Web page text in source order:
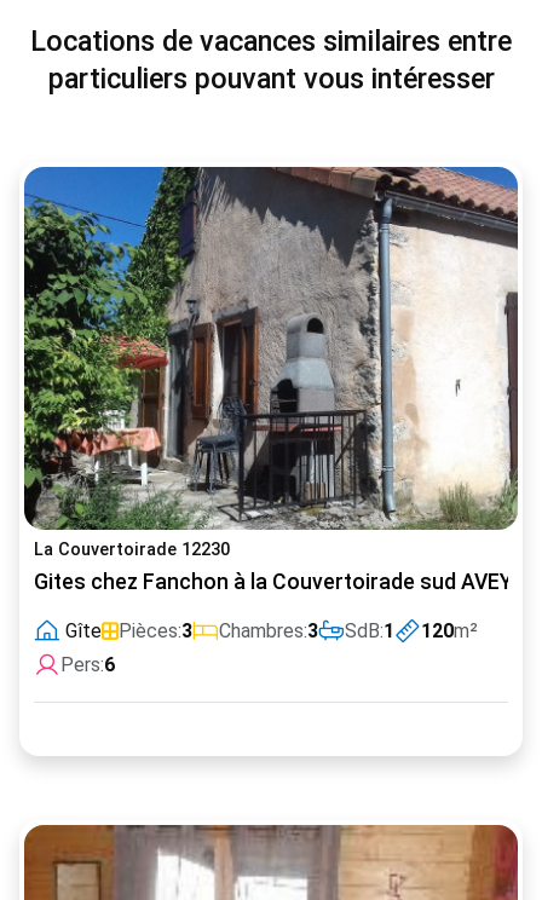
Locations de vacances similaires entre
particuliers pouvant vous intéresser
La Couvertoirade 12230
Gites chez Fanchon à la Couvertoirade sud
Gîte Pièces:3 Chambres:3 SdB:1 120m²
Pers:6